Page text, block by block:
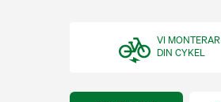
VI MONTERAR
DIN CYKEL